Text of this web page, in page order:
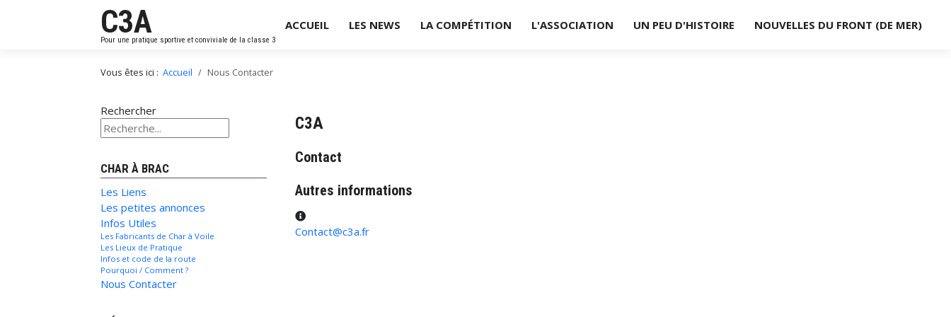
C3A
Pour une pratique sportive et conviviale de la classe 3
ACCUEIL LES NEWS LA COMPÉTITION L'ASSOCIATION UN PEU D'HISTOIRE NOUVELLES DU FRONT (DE MER)
Vous êtes ici : Accueil Nous Contacter
Rechercher
CHAR À BRAC
Les Liens
Les petites annonces
Infos Utiles
Les Fabricants de Char à Voile
Les Lieux de Pratique
Infos et code de la route
Pourquoi / Comment ?
Nous Contacter
C3A
Contact
Autres informations
Autres informations
Contact@c3a.fr